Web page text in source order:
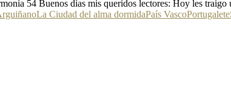
54 Buenos días mis queridos lectores: Hoy les traigo
La Ciudad del alma dormidaPaís VascoPortugalete